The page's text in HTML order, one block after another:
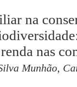
na
nas
Munhão,